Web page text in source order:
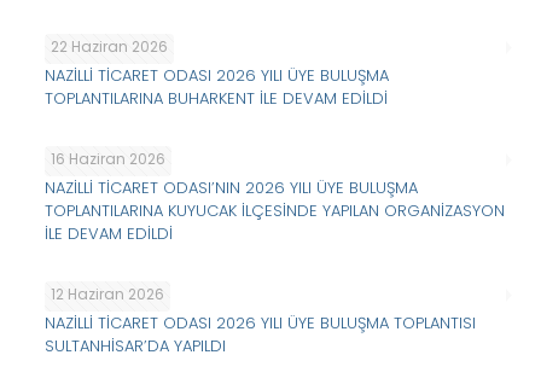
22 Haziran 2026
NAZİLLİ TİCARET ODASI 2026 YILI ÜYE BULUŞMA
TOPLANTILARINA BUHARKENT İLE DEVAM EDİLDİ
16 Haziran 2026
NAZİLLİ TİCARET ODASI’NIN 2026 YILI ÜYE BULUŞMA
TOPLANTILARINA KUYUCAK İLÇESİNDE YAPILAN ORGANİZASYON
İLE DEVAM EDİLDİ
12 Haziran 2026
NAZİLLİ TİCARET ODASI 2026 YILI ÜYE BULUŞMA TOPLANTISI
SULTANHİSAR’DA YAPILDI